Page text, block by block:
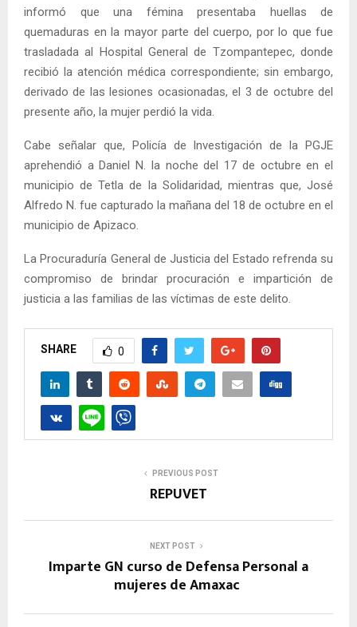
informó que una fémina presentaba huellas de
quemaduras en la mayor parte del cuerpo, por lo que fue
trasladada al Hospital General de Tzompantepec, donde
recibió la atención médica correspondiente; sin embargo,
derivado de las lesiones ocasionadas, el 3 de octubre del
presente año, la mujer perdió la vida.
Cabe señalar que, Policía de Investigación de la PGJE
aprehendió a Daniel N. la noche del 17 de octubre en el
municipio de Tetla de la Solidaridad, mientras que, José
Alfredo N. fue capturado la mañana del 18 de octubre en el
municipio de Apizaco.
La Procuraduría General de Justicia del Estado refrenda su
compromiso de brindar procuración e impartición de
justicia a las familias de las víctimas de este delito.
SHARE 0
PREVIOUS POST
REPUVET
NEXT POST
Imparte GN curso de Defensa Personal a
mujeres de Amaxac